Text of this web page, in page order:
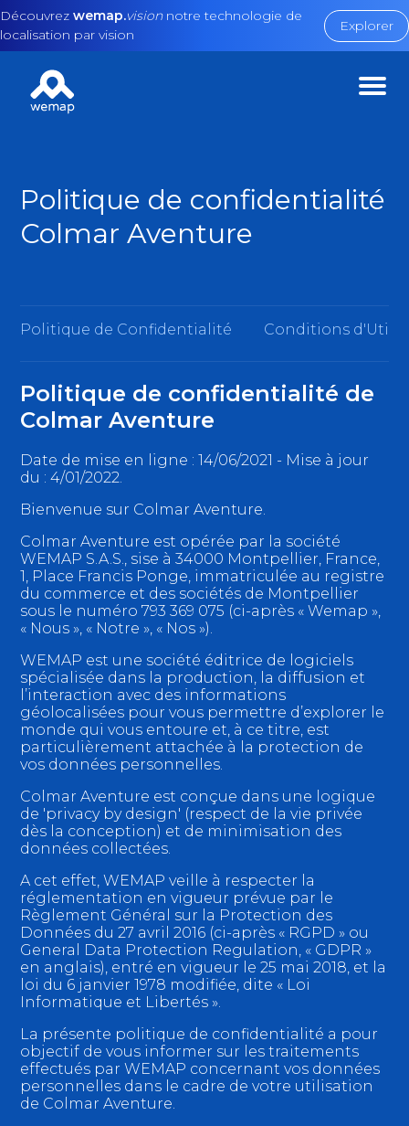
Découvrez wemap.visionnotre technologie de
localisation par vision
Explorer
Politique de confidentialité
Colmar Aventure
Politique de Confidentialité Conditions
Politique de confidentialité de
Colmar Aventure
Date de mise en ligne : 14/06/2021 - Mise à jour
du : 4/01/2022.
Bienvenue sur Colmar Aventure.
Colmar Aventure est opérée par la société
WEMAP S.A.S., sise à 34000 Montpellier, France,
1, Place Francis Ponge, immatriculée au registre
du commerce et des sociétés de Montpellier
sous le numéro 793 369 075 (ci-après « Wemap »,
« Nous », « Notre », « Nos »).
WEMAP est une société éditrice de logiciels
spécialisée dans la production, la diffusion et
l’interaction avec des informations
géolocalisées pour vous permettre d’explorer le
monde qui vous entoure et, à ce titre, est
particulièrement attachée à la protection de
vos données personnelles.
Colmar Aventure est conçue dans une logique
de 'privacy by design' (respect de la vie privée
dès la conception) et de minimisation des
données collectées.
A cet effet, WEMAP veille à respecter la
réglementation en vigueur prévue par le
Règlement Général sur la Protection des
Données du 27 avril 2016 (ci-après « RGPD » ou
General Data Protection Regulation, « GDPR »
en anglais), entré en vigueur le 25 mai 2018, et la
loi du 6 janvier 1978 modifiée, dite « Loi
Informatique et Libertés ».
La présente politique de confidentialité a pour
objectif de vous informer sur les traitements
effectués par WEMAP concernant vos données
personnelles dans le cadre de votre utilisation
de Colmar Aventure.